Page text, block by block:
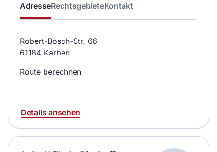
AdresseRechtsgebieteKontakt
Robert-Bosch-Str. 66
61184 Karben
Route berechnen
Details ansehen